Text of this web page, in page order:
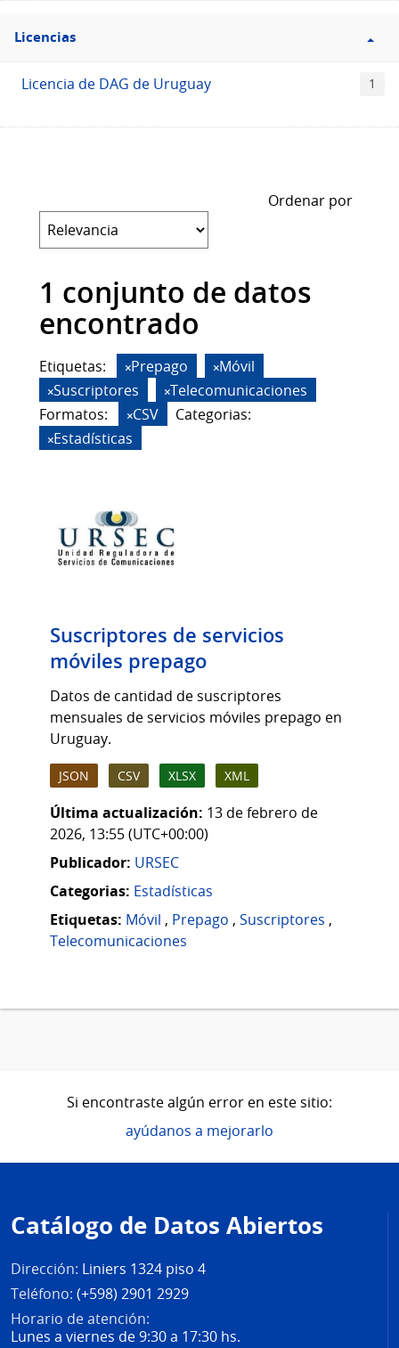
Filtro
Licencias
Licencias
Licencia de DAG de Uruguay 1
Ordenar por
1 conjunto de datos
encontrado
Etiquetas: Prepago
Móvil
Suscriptores
Telecomunicaciones
Formatos:
CSV
Categorias:
Estadísticas
Suscriptores de servicios
móviles prepago
Datos de cantidad de suscriptores
mensuales de servicios móviles prepago en
Uruguay.
JSON CSV XLSX XML
Última actualización: 13 de febrero de
2026, 13:55 (UTC+00:00)
Publicador: URSEC
Categorias: Estadísticas
Etiquetas: Móvil , Prepago , Suscriptores ,
Telecomunicaciones
Si encontraste algún error en este sitio:
ayúdanos a mejorarlo
de
página
Catálogo de Datos Abiertos
Dirección: Liniers 1324 piso 4
Teléfono: (+598) 2901 2929
Horario de atención:
Lunes a viernes de 9:30 a 17:30 hs.